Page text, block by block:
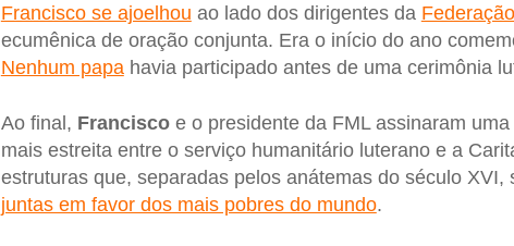
Francisco se ajoelhou ao lado dos dirigentes da
ecumênica de oração conjunta. Era o início do ano
Nenhum papahavia participado antes de uma cerimônia
Ao final, Franciscoe o presidente da FML assinaram
mais estreita entre o serviço humanitário luterano e a
estruturas que, separadas pelos anátemas do século XVI,
juntas em favor dos mais pobres do mundo.